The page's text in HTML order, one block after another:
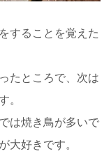
することを覚えた
たところで、次は
。
は焼き鳥が多いで
好きです。